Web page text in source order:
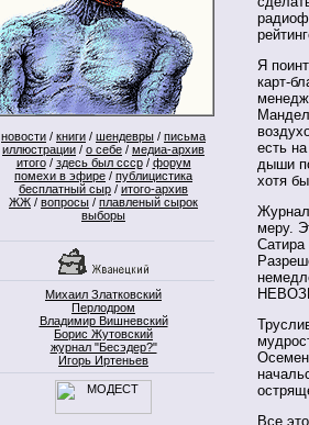
новости / книги / шендевры / письма
иллюстрации / о себе / медиа-архив
итого/ здесь был ссср/ форум
помехи в эфире / публицистика
бесплатный сыр / итого-архив
ЖЖ / вопросы / плавленый сырок
выборы
Михаил Златковский
Перлодром
Владимир Вишневский
Борис Жутовский
журнал "Бесэдер?"
Игорь Иртеньев
Я
карт-
есть
дыши
хотя
меру.
Сатира
Все